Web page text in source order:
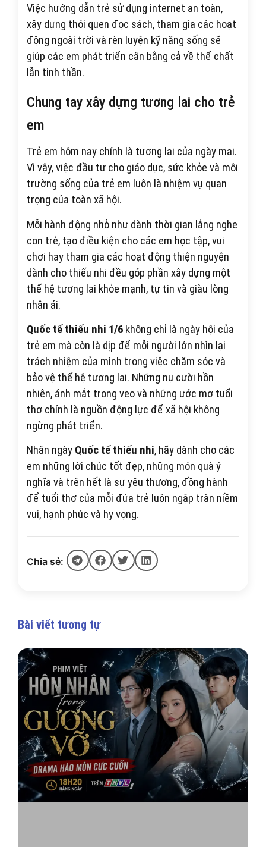
Việc hướng dẫn trẻ sử dụng internet an toàn,
xây dựng thói quen đọc sách, tham gia các hoạt
động ngoài trời và rèn luyện kỹ năng sống sẽ
giúp các em phát triển cân bằng cả về thể chất
lẫn tinh thần.
Chung tay xây dựng tương lai cho trẻ
em
Trẻ em hôm nay chính là tương lai của ngày mai.
Vì vậy, việc đầu tư cho giáo dục, sức khỏe và môi
trường sống của trẻ em luôn là nhiệm vụ quan
trọng của toàn xã hội.
Mỗi hành động nhỏ như dành thời gian lắng nghe
con trẻ, tạo điều kiện cho các em học tập, vui
chơi hay tham gia các hoạt động thiện nguyện
dành cho thiếu nhi đều góp phần xây dựng một
thế hệ tương lai khỏe mạnh, tự tin và giàu lòng
nhân ái.
Quốc tế thiếu nhi 1/6 không chỉ là ngày hội của
trẻ em mà còn là dịp để mỗi người lớn nhìn lại
trách nhiệm của mình trong việc chăm sóc và
bảo vệ thế hệ tương lai. Những nụ cười hồn
nhiên, ánh mắt trong veo và những ước mơ tuổi
thơ chính là nguồn động lực để xã hội không
ngừng phát triển.
Nhân ngày Quốc tế thiếu nhi, hãy dành cho các
em những lời chúc tốt đẹp, những món quà ý
nghĩa và trên hết là sự yêu thương, đồng hành
để tuổi thơ của mỗi đứa trẻ luôn ngập tràn niềm
vui, hạnh phúc và hy vọng.
Chia sẻ:
Bài viết tương tự